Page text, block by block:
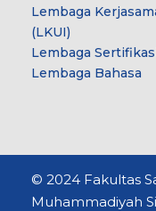
Lembaga
(LKUI)
Lembaga
Lembaga Bahasa
© 2024 Fakultas
Muhammadiyah